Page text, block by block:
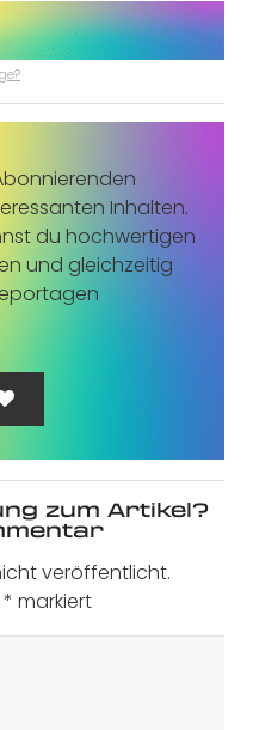
Inhalten.
du hochwertigen
und gleichzeitig
zum Artikel?
veröffentlicht.
* markiert